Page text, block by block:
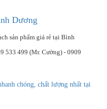
Dương
sản phẩm giá rẻ tại Bình
533 499 (Mr. Cường) - 0909